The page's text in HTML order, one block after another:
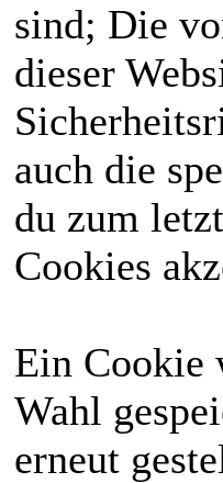
sind; Die
dieser
auch die
du zum
Cookies
Ein Cookie
Wahl
erneut